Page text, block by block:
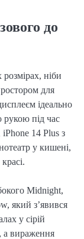
до
ніби
для
ідеально
рукою під час
14 Plus з
у кишені,
Midnight,
який з’явився
у сірій
а вираження